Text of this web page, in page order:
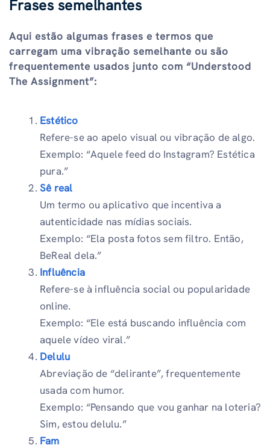
Frases semelhantes
Aqui estão algumas frases e termos que
carregam uma vibração semelhante ou são
frequentemente usados ​​junto com “Understood
The Assignment”:
Estético
Refere-se ao apelo visual ou vibração de algo.
Exemplo: “Aquele feed do Instagram? Estética
pura.”
Sê real
Um termo ou aplicativo que incentiva a
autenticidade nas mídias sociais.
Exemplo: “Ela posta fotos sem filtro. Então,
BeReal dela.”
Influência
Refere-se à influência social ou popularidade
online.
Exemplo: “Ele está buscando influência com
aquele vídeo viral.”
Delulu
Abreviação de “delirante”, frequentemente
usada com humor.
Exemplo: “Pensando que vou ganhar na loteria?
Sim, estou delulu.”
Fam